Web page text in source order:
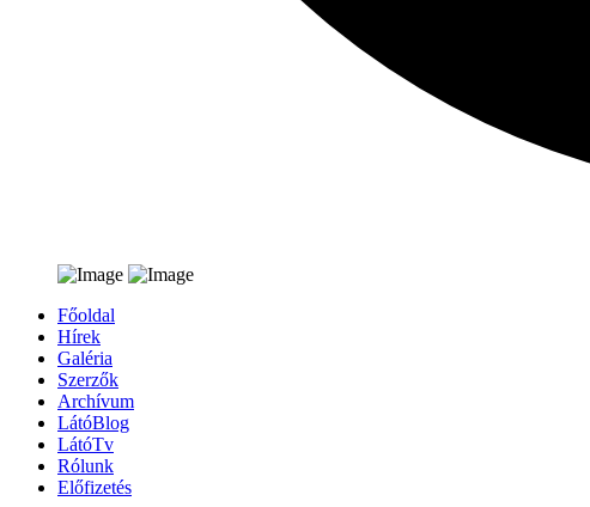
Főoldal
Hírek
Galéria
Szerzők
Archívum
LátóBlog
LátóTv
Rólunk
Előfizetés